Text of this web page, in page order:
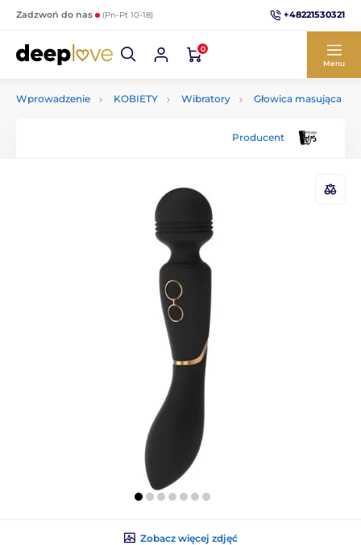
Zadzwoń do nas (Pn-Pt 10-18) +48221530321
0
Menu
Wprowadzenie KOBIETY Wibratory Głowica masująca
Producent
Zobacz więcej zdjęć